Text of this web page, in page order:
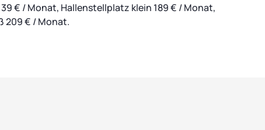
€ / Monat, Hallenstellplatz klein 189 € / Monat,
209 € / Monat.